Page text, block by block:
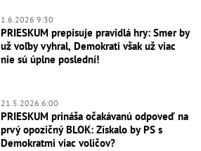
1.6.2026 9:30
PRIESKUM prepisuje pravidlá hry: Smer by
už voľby vyhral, Demokrati však už viac
nie sú úplne poslední!
21.5.2026 6:00
PRIESKUM prináša očakávanú odpoveď na
prvý opozičný BLOK: Získalo by PS s
Demokratmi viac voličov?